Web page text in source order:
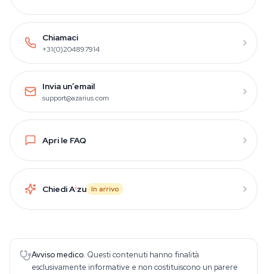
Chiamaci
+31(0)204897914
Invia un’email
support@azarius.com
Apri le FAQ
Chiedi Aizu In arrivo
Avviso medico. Questi contenuti hanno finalità
esclusivamente informative e non costituiscono un parere